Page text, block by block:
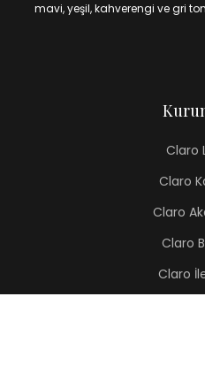
mavi, yeşil, kahverengi ve gri
Claro
Claro
Claro
Claro
Claro